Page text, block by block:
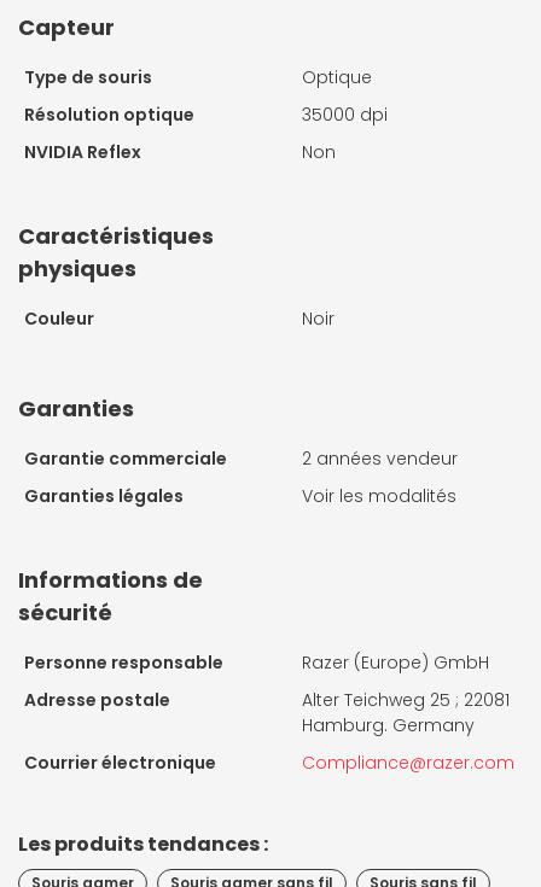
Capteur
Type de souris
Optique
Résolution optique
35000 dpi
NVIDIA Reflex
Non
Caractéristiques
physiques
Couleur Noir
Garanties
Garantie commerciale
2 années vendeur
Garanties légales
Voir les modalités
Informations de
sécurité
Personne responsable
Razer (Europe) GmbH
Adresse postale
Alter Teichweg 25 ; 22081
Hamburg. Germany
Courrier électronique
Compliance@razer.com
Les produits tendances :